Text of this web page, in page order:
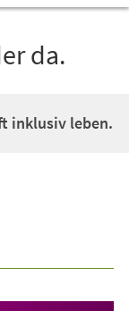
da.
inklusiv leben.